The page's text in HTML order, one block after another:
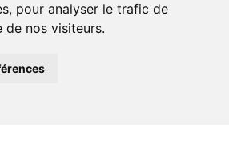
pour analyser le trafic de
nos visiteurs.